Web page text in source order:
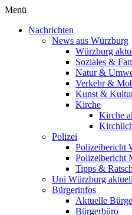
Menü
Nachrichten
News aus Würzburg
Würzburg
Soziales &
Natur &
Verkehr &
Kunst &
Kirche
Kirche
Polizei
Polizeibericht
Polizeibericht
Tipps &
Uni Würzburg aktuell
Bürgerinfos
Aktuelle
Bürgerbüro